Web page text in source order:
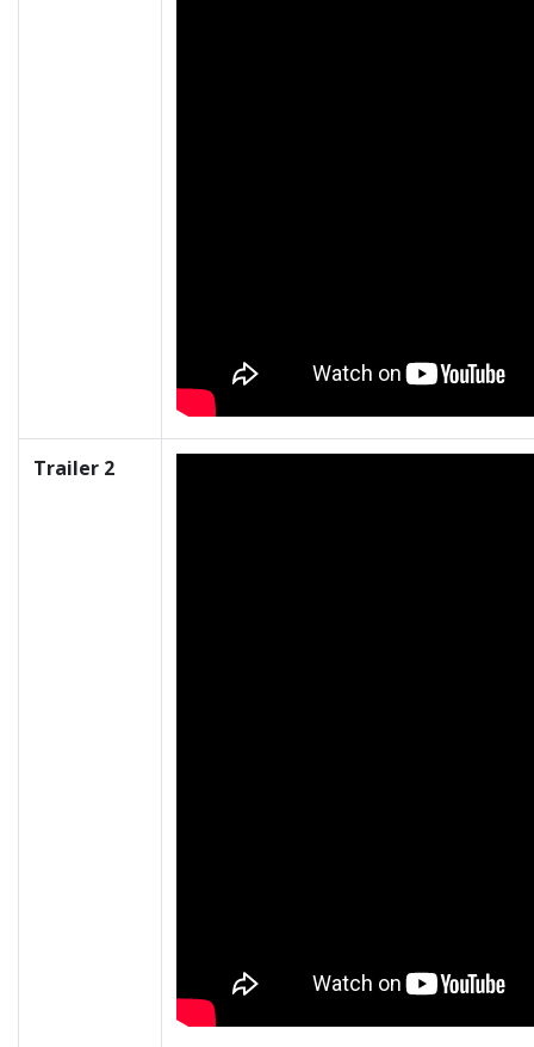
Trailer 2